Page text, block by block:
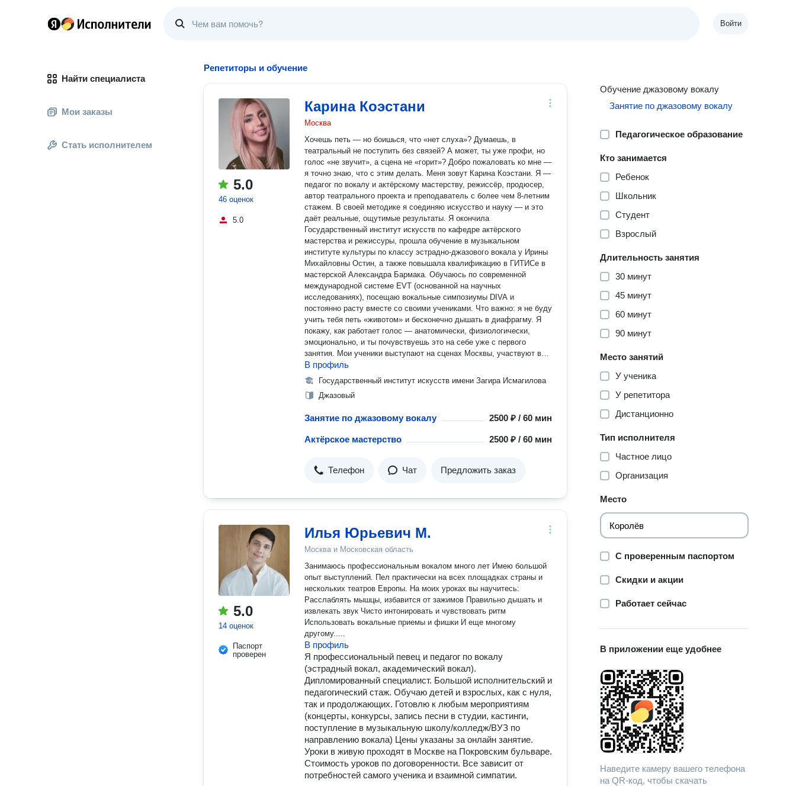
Войти
Найти специалиста
Мои заказы
Стать исполнителем
Репетиторы и обучение
5.0
46 оценок
5.0
Карина Коэстани
Москва
Хочешь петь — но боишься, что «нет слуха»? Думаешь, в
театральный не поступить без связей? А может, ты уже профи, но
голос «не звучит», а сцена не «горит»? Добро пожаловать ко мне —
я точно знаю, что с этим делать. Меня зовут Карина Коэстани. Я —
педагог по вокалу и актёрскому мастерству, режиссёр, продюсер,
автор театрального проекта и преподаватель с более чем 8-летним
стажем. В своей методике я соединяю искусство и науку — и это
даёт реальные, ощутимые результаты. Я окончила
Государственный институт искусств по кафедре актёрского
мастерства и режиссуры, прошла обучение в музыкальном
институте культуры по классу эстрадно-джазового вокала у Ирины
Михайловны Остин, а также повышала квалификацию в ГИТИСе в
мастерской Александра Бармака. Обучаюсь по современной
международной системе EVT (основанной на научных
исследованиях), посещаю вокальные симпозиумы DIVA и
постоянно расту вместе со своими учениками. Что важно: я не буду
учить тебя петь «животом» и бесконечно дышать в диафрагму. Я
покажу, как работает голос — анатомически, физиологически,
эмоционально, и ты почувствуешь это на себе уже с первого
занятия. Мои ученики выступают на сценах Москвы, участвуют в
музыкальных проектах, записывают песни и клипы, поступают в
топовые театральные вузы, многие — на бюджет. Я помогу не
только развить голос, но и создать контент: от сонграйтинга до
клипов и сценариев. Как режиссёр и продюсер я работала с
главное — я умею раскрывать личность и усиливать её через
наставника и проводника в творчестве, записывайся на пробное
и давай начнём!
В профиль
Государственный институт искусств имени Загира Исмагилова
Джазовый
Занятие по джазовому вокалу 2500 ₽ / 60 мин
Актёрское мастерство 2500 ₽ / 60 мин
Телефон Чат Предложить заказ
5.0
14 оценок
Паспорт
проверен
Илья Юрьевич М.
Москва и Московская область
Занимаюсь профессиональным вокалом много лет Имею большой
опыт выступлений. Пел практически на всех площадках страны и
нескольких театров Европы. На моих уроках вы научитесь:
Расслаблять мышцы, избавится от зажимов Правильно дышать и
извлекать звук Чисто интонировать и чувствовать ритм
Использовать вокальные приемы и фишки И еще многому
другому.....
В профиль
Я профессиональный певец и педагог по вокалу
(эстрадный вокал, академический вокал).
Дипломированный специалист. Большой исполнительский и
педагогический стаж. Обучаю детей и взрослых, как с нуля,
так и продолжающих. Готовлю к любым мероприятиям
(концерты, конкурсы, запись песни в студии, кастинги,
поступление в музыкальную школу/колледж/ВУЗ по
направлению вокала) Цены указаны за онлайн занятие.
Уроки в живую проходят в Москве на Покровским бульваре.
Стоимость уроков по договоренности. Все зависит от
потребностей самого ученика и взаимной симпатии.
Обучение джазовому вокалу
Занятие по джазовому вокалу
Педагогическое образование
Кто занимается
Ребенок
Школьник
Студент
Взрослый
Длительность занятия
30 минут
45 минут
60 минут
90 минут
Место занятий
У ученика
У репетитора
Дистанционно
Тип исполнителя
Частное лицо
Организация
Место
С проверенным паспортом
Скидки и акции
Работает сейчас
В приложении еще удобнее
Наведите камеру вашего телефона
на QR-код, чтобы скачать